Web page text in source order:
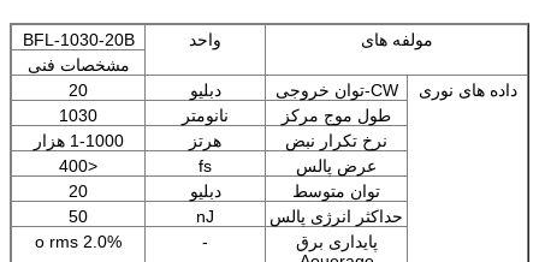
مولفه های واحد
BFL-1030-20B
مشخصات فنی
داده های نوری
CW-توان خروجی دبلیو
20
طول موج مرکز
نانومتر
1030
نرخ تکرار نبض
هرتز
1-1000 هزار
عرض پالس
fs
<
400
توان متوسط
دبلیو
20
حداکثر انرژی پالس
nJ
50
پایداری برق
-
2.0% o rms